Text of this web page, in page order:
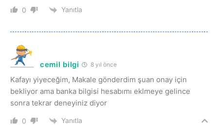
0 Yanıtla
cemil bilgi 8 yıl önce
Kafayı yiyeceğim, Makale gönderdim şuan onay için
bekliyor ama banka bilgisi hesabımı eklmeye gelince
sonra tekrar deneyiniz diyor
0 Yanıtla